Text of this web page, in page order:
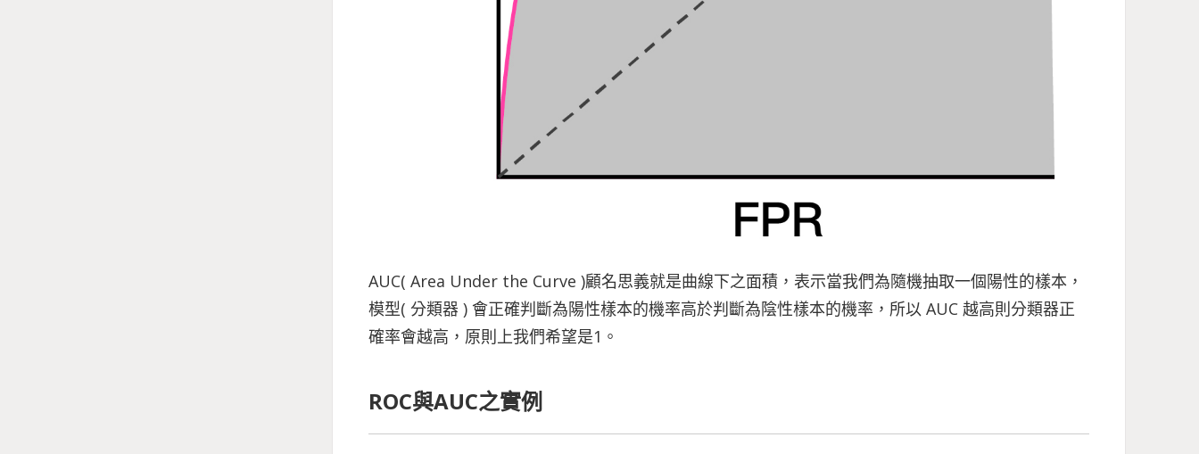
AUC( Area Under the Curve )顧名思義就是曲線下之面積，表示當我們為隨機抽取一個陽性的樣本，
模型( 分類器 ) 會正確判斷為陽性樣本的機率高於判斷為陰性樣本的機率，所以 AUC 越高則分類器正
確率會越高，原則上我們希望是1。
ROC與AUC之實例